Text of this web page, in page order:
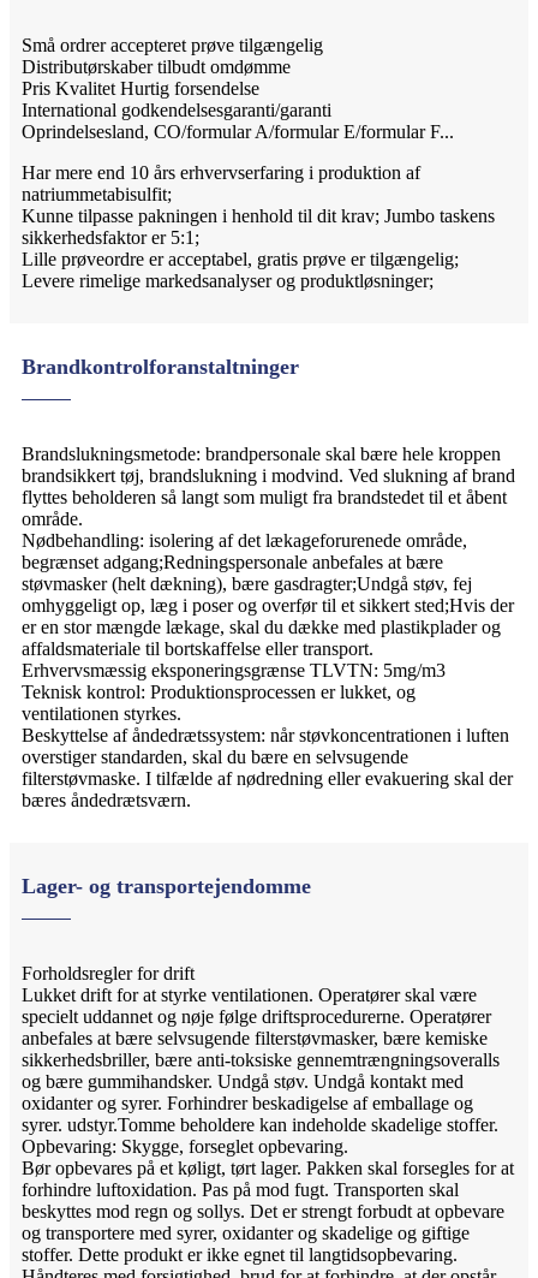
Små ordrer accepteret prøve tilgængelig
Distributørskaber tilbudt omdømme
Pris Kvalitet Hurtig forsendelse
International godkendelsesgaranti/garanti
Oprindelsesland, CO/formular A/formular E/formular F...
Har mere end 10 års erhvervserfaring i produktion af
natriummetabisulfit;
Kunne tilpasse pakningen i henhold til dit krav; Jumbo taskens
sikkerhedsfaktor er 5:1;
Lille prøveordre er acceptabel, gratis prøve er tilgængelig;
Levere rimelige markedsanalyser og produktløsninger;
Brandkontrolforanstaltninger
Brandslukningsmetode: brandpersonale skal bære hele kroppen
brandsikkert tøj, brandslukning i modvind. Ved slukning af brand
flyttes beholderen så langt som muligt fra brandstedet til et åbent
område.
Nødbehandling: isolering af det lækageforurenede område,
begrænset adgang;Redningspersonale anbefales at bære
støvmasker (helt dækning), bære gasdragter;Undgå støv, fej
omhyggeligt op, læg i poser og overfør til et sikkert sted;Hvis der
er en stor mængde lækage, skal du dække med plastikplader og
affaldsmateriale til bortskaffelse eller transport.
Erhvervsmæssig eksponeringsgrænse TLVTN: 5mg/m3
Teknisk kontrol: Produktionsprocessen er lukket, og
ventilationen styrkes.
Beskyttelse af åndedrætssystem: når støvkoncentrationen i luften
overstiger standarden, skal du bære en selvsugende
filterstøvmaske. I tilfælde af nødredning eller evakuering skal der
bæres åndedrætsværn.
Lager- og transportejendomme
Forholdsregler for drift
Lukket drift for at styrke ventilationen. Operatører skal være
specielt uddannet og nøje følge driftsprocedurerne. Operatører
anbefales at bære selvsugende filterstøvmasker, bære kemiske
sikkerhedsbriller, bære anti-toksiske gennemtrængningsoveralls
og bære gummihandsker. Undgå støv. Undgå kontakt med
oxidanter og syrer. Forhindrer beskadigelse af emballage og
syrer. udstyr.Tomme beholdere kan indeholde skadelige stoffer.
Opbevaring: Skygge, forseglet opbevaring.
Bør opbevares på et køligt, tørt lager. Pakken skal forsegles for at
forhindre luftoxidation. Pas på mod fugt. Transporten skal
beskyttes mod regn og sollys. Det er strengt forbudt at opbevare
og transportere med syrer, oxidanter og skadelige og giftige
stoffer. Dette produkt er ikke egnet til langtidsopbevaring.